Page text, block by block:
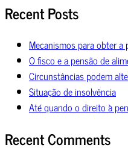
Recent Posts
Mecanismos para obter
O fisco e a pensão de
Circunstâncias podem
Situação de insolvência
Até quando o direito à
Recent Comments